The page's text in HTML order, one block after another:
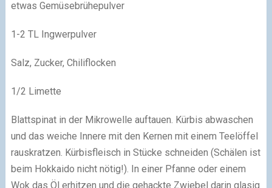
etwas Gemüsebrühepulver
1-2 TL Ingwerpulver
Salz, Zucker, Chiliflocken
1/2 Limette
Blattspinat in der Mikrowelle auftauen. Kürbis abwaschen
und das weiche Innere mit den Kernen mit einem Teelöffel
rauskratzen. Kürbisfleisch in Stücke schneiden (Schälen ist
beim Hokkaido nicht nötig!). In einer Pfanne oder einem
Wok das Öl erhitzen und die gehackte Zwiebel darin glasig